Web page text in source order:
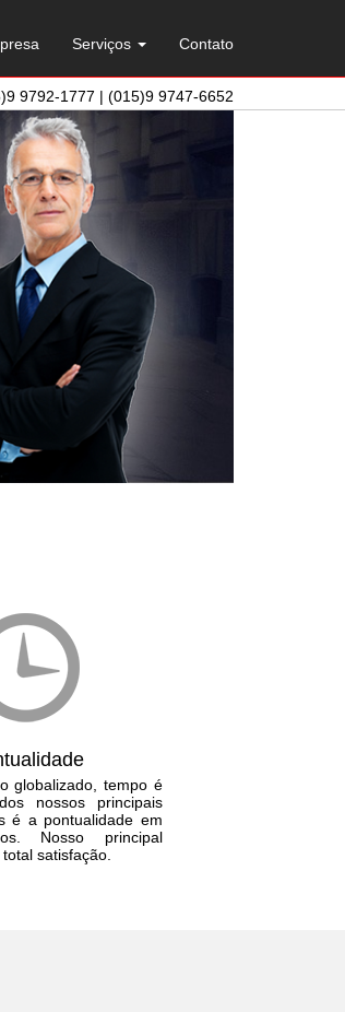
Serviços Contato
9792-1777 | (015)9 9747-6652
globalizado, tempo é
nossos principais
é a pontualidade em
Nosso principal
satisfação.